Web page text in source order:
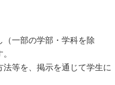
一部の学部・学科を除
等を、掲示を通じて学生に